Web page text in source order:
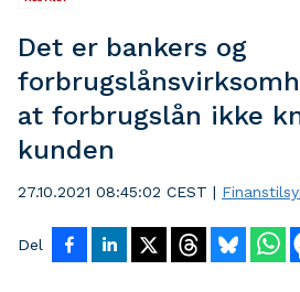
Det er bankers og
at forbrugslån ikke
kunden
27.10.2021 08:45:02 CEST |
Del